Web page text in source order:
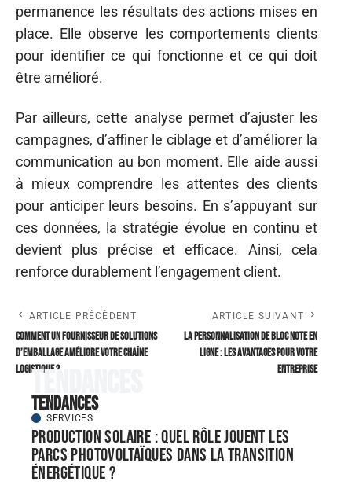
permanence les résultats des actions mises en
place. Elle observe les comportements clients
pour identifier ce qui fonctionne et ce qui doit
être amélioré.
Par ailleurs, cette analyse permet d’ajuster les
campagnes, d’affiner le ciblage et d’améliorer la
communication au bon moment. Elle aide aussi
à mieux comprendre les attentes des clients
pour anticiper leurs besoins. En s’appuyant sur
ces données, la stratégie évolue en continu et
devient plus précise et efficace. Ainsi, cela
renforce durablement l’engagement client.
ARTICLE PRÉCÉDENT
Comment un fournisseur de solutions
d’emballage améliore votre chaîne
logistique ?
ARTICLE SUIVANT
La personnalisation de bloc note en
ligne : les avantages pour votre
entreprise
Tendances
Tendances
SERVICES
Production solaire : quel rôle jouent les
parcs photovoltaïques dans la transition
énergétique ?